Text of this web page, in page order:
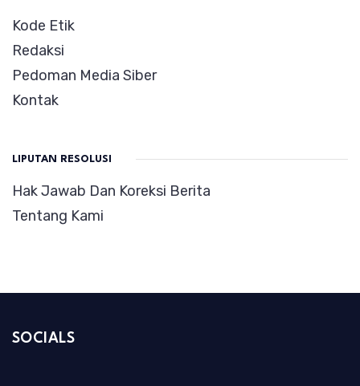
Kode Etik
Redaksi
Pedoman Media Siber
Kontak
LIPUTAN RESOLUSI
Hak Jawab Dan Koreksi Berita
Tentang Kami
SOCIALS